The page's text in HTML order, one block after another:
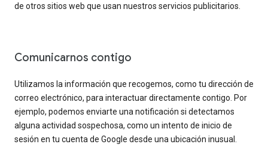
de otros sitios web que usan nuestros servicios publicitarios.
Comunicarnos contigo
Utilizamos la información que recogemos, como tu dirección de
correo electrónico, para interactuar directamente contigo. Por
ejemplo, podemos enviarte una notificación si detectamos
alguna actividad sospechosa, como un intento de inicio de
sesión en tu cuenta de Google desde una ubicación inusual.